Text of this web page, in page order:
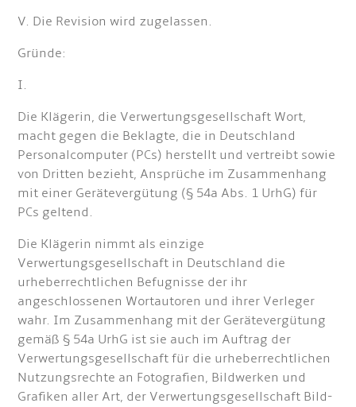
V. Die Revision wird zugelassen.
Gründe:
I.
Die Klägerin, die Verwertungsgesellschaft Wort,
macht gegen die Beklagte, die in Deutschland
Personalcomputer (PCs) herstellt und vertreibt sowie
von Dritten bezieht, Ansprüche im Zusammenhang
mit einer Gerätevergütung (§ 54a Abs. 1 UrhG) für
PCs geltend.
Die Klägerin nimmt als einzige
Verwertungsgesellschaft in Deutschland die
urheberrechtlichen Befugnisse der ihr
angeschlossenen Wortautoren und ihrer Verleger
wahr. Im Zusammenhang mit der Gerätevergütung
gemäß § 54a UrhG ist sie auch im Auftrag der
Verwertungsgesellschaft für die urheberrechtlichen
Nutzungsrechte an Fotografien, Bildwerken und
Grafiken aller Art, der Verwertungsgesellschaft Bild-